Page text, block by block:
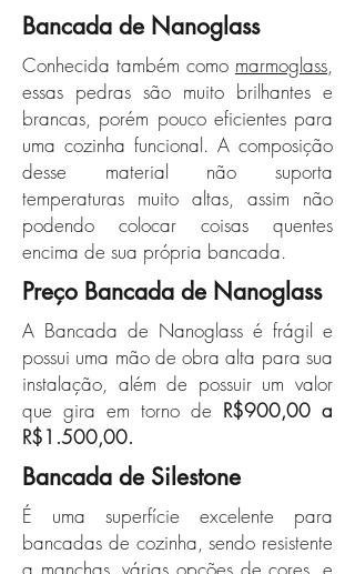
Bancada de Nanoglass
Conhecida também como marmoglass,
essas pedras são muito brilhantes e
brancas, porém pouco eficientes para
uma cozinha funcional. A composição
desse material não suporta
temperaturas muito altas, assim não
podendo colocar coisas quentes
encima de sua própria bancada.
A Bancada de Nanoglass é frágil e
possui uma mão de obra alta para sua
instalação, além de possuir um valor
que gira em torno de R$900,00 a
R$1.500,00.
Preço Bancada de Nanoglass
É uma superfície excelente para
bancadas de cozinha, sendo resistente
Bancada de Silestone